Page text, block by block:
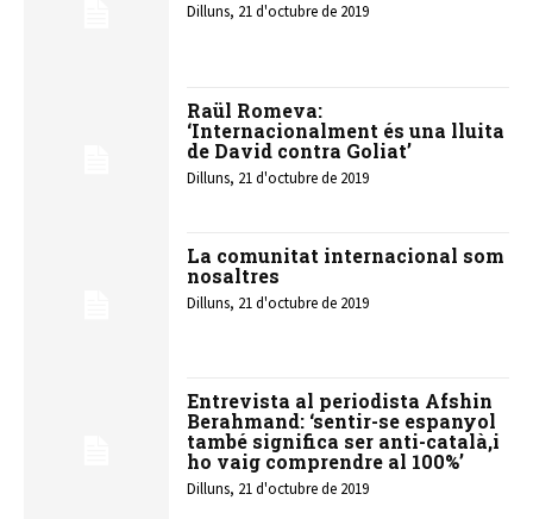
Dilluns, 21 d'octubre de 2019
Raül Romeva:
‘Internacionalment és una lluita
de David contra Goliat’
Dilluns, 21 d'octubre de 2019
La comunitat internacional som
nosaltres
Dilluns, 21 d'octubre de 2019
Entrevista al periodista Afshin
Berahmand: ‘sentir-se espanyol
també significa ser anti-català,i
ho vaig comprendre al 100%’
Dilluns, 21 d'octubre de 2019